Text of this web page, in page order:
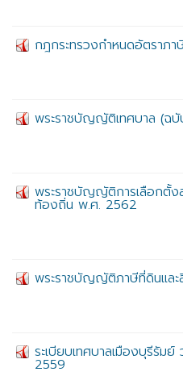
กฎกระทรวงกำหนดอัตราภ
พระราชบัญญัติเทศบาล (ฉ
พระราชบัญญัติการเลือกตั้ง
ท้องถิ่น พ.ศ. 2562
พระราชบัญญัติภาษีที่ดินแล
ระเบียบเทศบาลเมืองบุรีรัม
2559